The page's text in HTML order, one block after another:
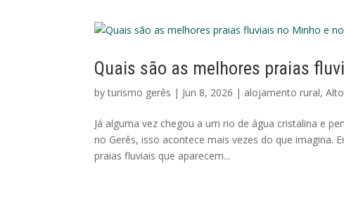
Quais são as melhores praias
byturismo gerês | Jun 8, 2026 | alojamento rural,
Já alguma vez chegou a um rio de água cristalina e
no Gerês, isso acontece mais vezes do que imagina.
praias fluviais que aparecem...